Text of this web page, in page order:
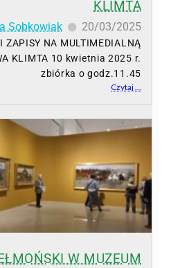
KLIMTA
Sobkowiak 20/03/2025
ZAPISY NA MULTIMEDIALNĄ
KLIMTA 10 kwietnia 2025 r.
zbiórka o godz.11.45
Czytaj ...
W MUZEUM